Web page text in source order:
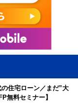
住宅ローン／まだ”大
無料セミナー】